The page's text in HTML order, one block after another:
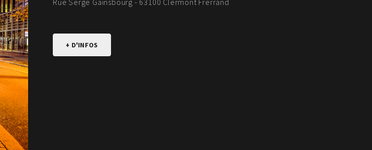
Rue Serge Gainsbourg - 63100 Clermont Frerrand
+ D'INFOS